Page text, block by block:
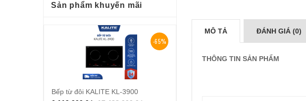
MÔ TẢ ĐÁNH GIÁ (0)
THÔNG TIN SẢN PHẨM
Sản phẩm khuyến mãi
-65%
Thêm vào giỏ hàng
Bếp từ đôi KALITE KL-3900